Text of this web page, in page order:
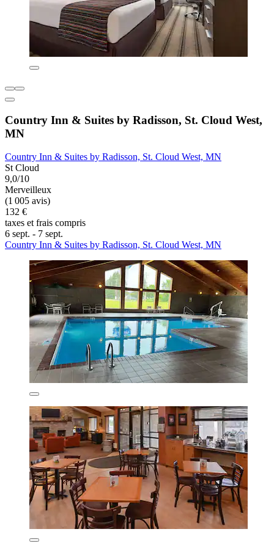
Country Inn & Suites by Radisson, St. Cloud West,
MN
Country Inn & Suites by Radisson, St. Cloud West, MN
St Cloud
9,0/10
Merveilleux
(1 005 avis)
132 €
taxes et frais compris
6 sept. - 7 sept.
Country Inn & Suites by Radisson, St. Cloud West, MN